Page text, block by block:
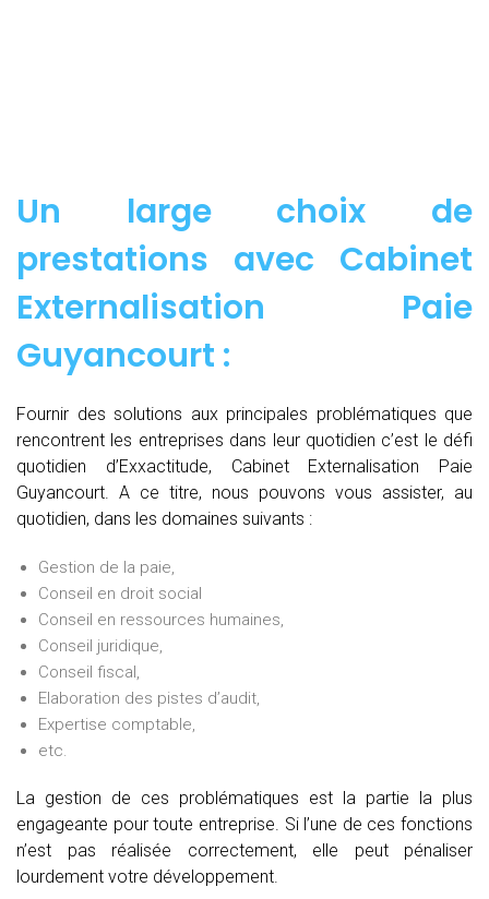
Un large choix de
prestations avec Cabinet
Externalisation Paie
Guyancourt :
Fournir des solutions aux principales problématiques que
rencontrent les entreprises dans leur quotidien c’est le défi
quotidien d’Exxactitude, Cabinet Externalisation Paie
Guyancourt. A ce titre, nous pouvons vous assister, au
quotidien, dans les domaines suivants :
Gestion de la paie,
Conseil en droit social
Conseil en ressources humaines,
Conseil juridique,
Conseil fiscal,
Elaboration des pistes d’audit,
Expertise comptable,
etc.
La gestion de ces problématiques est la partie la plus
engageante pour toute entreprise. Si l’une de ces fonctions
n’est pas réalisée correctement, elle peut pénaliser
lourdement votre développement.